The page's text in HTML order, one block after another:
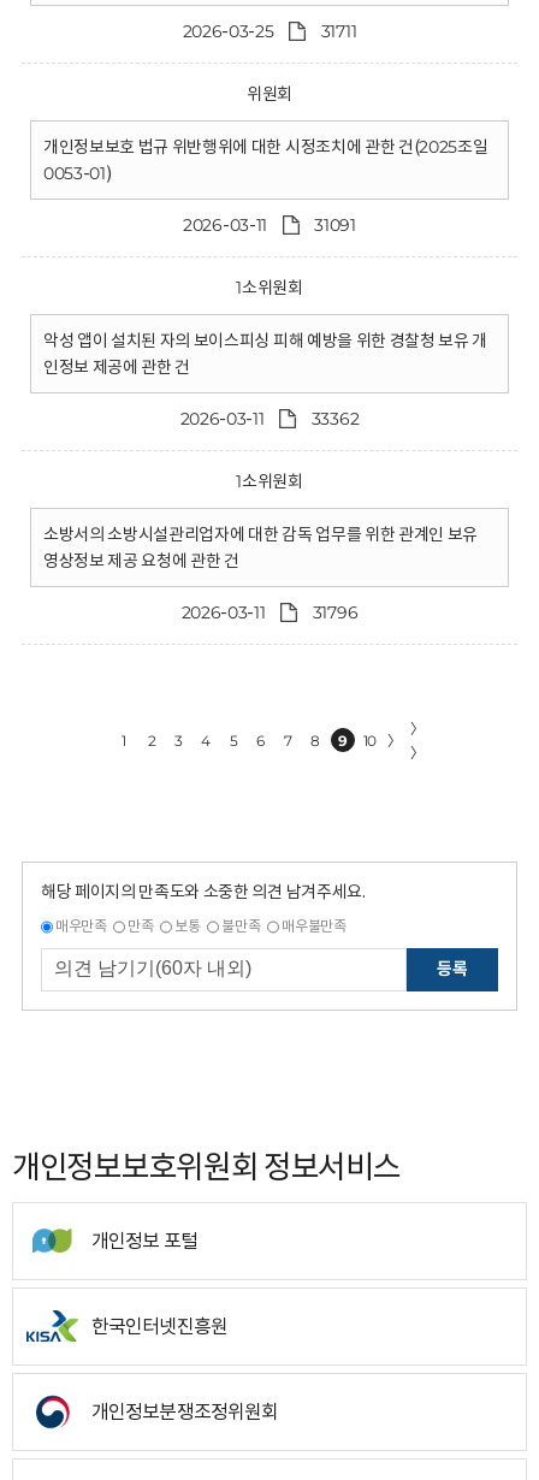
2026-03-25 31711
위원회
개인정보보호 법규 위반행위에 대한 시정조치에 관한 건(2025조일
0053-01)
2026-03-11 31091
1소위원회
악성 앱이 설치된 자의 보이스피싱 피해 예방을 위한 경찰청 보유 개
인정보 제공에 관한 건
2026-03-11 33362
1소위원회
소방서의 소방시설관리업자에 대한 감독 업무를 위한 관계인 보유
영상정보 제공 요청에 관한 건
2026-03-11 31796
1 2 3 4 5 6 7 8 9 10 〉
〉
〉
해당 페이지의 만족도와 소중한 의견 남겨주세요.
매우만족 만족 보통 불만족 매우불만족
등록
개인정보보호위원회 정보서비스
개인정보 포털
한국인터넷진흥원
개인정보분쟁조정위원회